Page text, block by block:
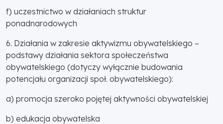
f) uczestnictwo w działaniach struktur
ponadnarodowych
6. Działania w zakresie aktywizmu obywatelskiego –
podstawy działania sektora społeczeństwa
obywatelskiego (dotyczy wyłącznie budowania
potencjału organizacji społ. obywatelskiego):
a) promocja szeroko pojętej aktywności obywatelskiej
b) edukacja obywatelska